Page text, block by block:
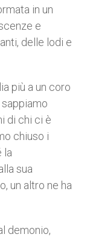
in un
e
delle lodi e
più a un coro
di chi ci è
chiuso i
la
sua
un altro ne ha
demonio,